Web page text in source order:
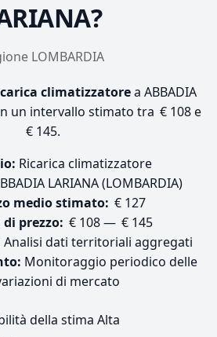
LOMBARDIA
climatizzatorea ABBADIA
un intervallo stimato tra € 108 e
€ 145.
Ricarica climatizzatore
LARIANA (LOMBARDIA)
medio stimato: € 127
di prezzo: € 108 — € 145
Analisi dati territoriali aggregati
Monitoraggio periodico delle
di mercato
della stima Alta